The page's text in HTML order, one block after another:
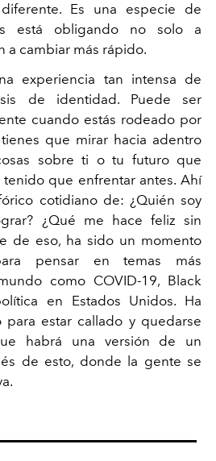
Es una especie de
está obligando no solo a
a cambiar más rápido.
experiencia tan intensa de
de identidad. Puede ser
cuando estás rodeado por
que mirar hacia adentro
sobre ti o tu futuro que
que enfrentar antes. Ahí
cotidiano de: ¿Quién soy
¿Qué me hace feliz sin
de eso, ha sido un momento
pensar en temas más
como COVID-19, Black
en Estados Unidos. Ha
estar callado y quedarse
habrá una versión de un
de esto, donde la gente se